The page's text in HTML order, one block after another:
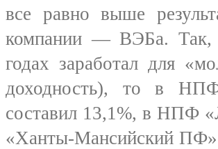
все равно выше
компании — ВЭБа.
годах заработал для
доходность), то в
составил 13,1%, в
«Ханты-Мансийский